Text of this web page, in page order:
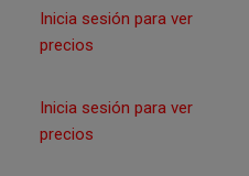
Inicia sesión para ver
precios
Inicia sesión para ver
precios